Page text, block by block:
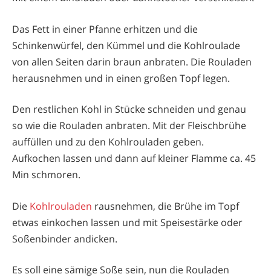
Das Fett in einer Pfanne erhitzen und die
Schinkenwürfel, den Kümmel und die Kohlroulade
von allen Seiten darin braun anbraten. Die Rouladen
herausnehmen und in einen großen Topf legen.
Den restlichen Kohl in Stücke schneiden und genau
so wie die Rouladen anbraten. Mit der Fleischbrühe
auffüllen und zu den Kohlrouladen geben.
Aufkochen lassen und dann auf kleiner Flamme ca. 45
Min schmoren.
Die Kohlrouladen rausnehmen, die Brühe im Topf
etwas einkochen lassen und mit Speisestärke oder
Soßenbinder andicken.
Es soll eine sämige Soße sein, nun die Rouladen